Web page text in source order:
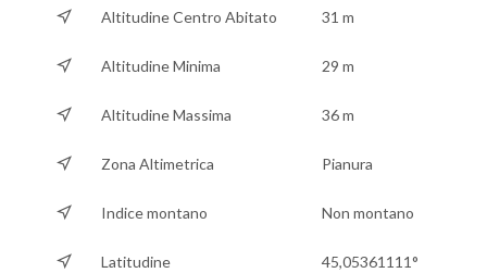
Altitudine Centro Abitato 31 m
Altitudine Minima 29 m
Altitudine Massima 36 m
Zona Altimetrica Pianura
Indice montano Non montano
Latitudine 45,05361111°